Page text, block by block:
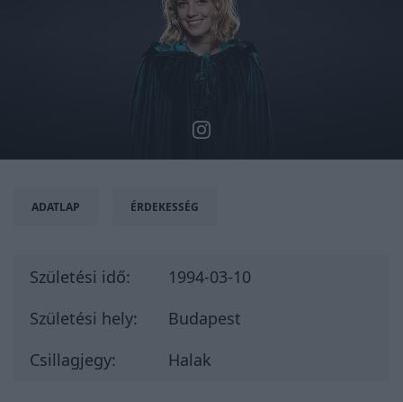
ADATLAP ÉRDEKESSÉG
Születési idő:
1994-03-10
Születési hely:
Budapest
Csillagjegy:
Halak